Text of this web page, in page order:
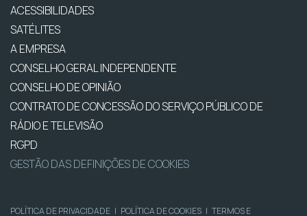
ACESSIBILIDADES
SATÉLITES
A EMPRESA
CONSELHO GERAL INDEPENDENTE
CONSELHO DE OPINIÃO
CONTRATO DE CONCESSÃO DO SERVIÇO PÚBLICO DE
RÁDIO E TELEVISÃO
RGPD
GESTÃO DAS DEFINIÇÕES DE COOKIES
POLÍTICA DE PRIVACIDADE | POLÍTICA DE COOKIES | TERMOS E